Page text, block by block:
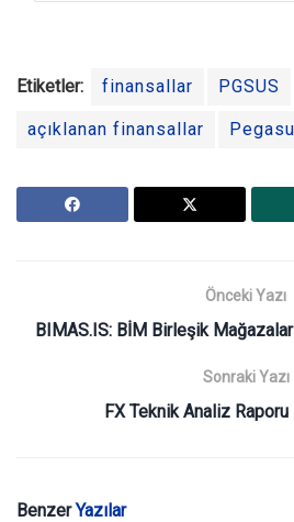
Etiketler: finansallar PGSUS
açıklanan finansallar
Önceki Yazı
BIMAS.IS: BİM Birleşik
Sonraki Yazı
FX Teknik Analiz
BenzerYazılar